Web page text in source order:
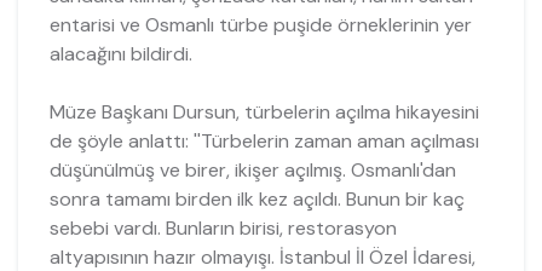
entarisi ve Osmanlı türbe puşide örneklerinin yer
alacağını bildirdi.
Müze Başkanı Dursun, türbelerin açılma hikayesini
de şöyle anlattı: ''Türbelerin zaman aman açılması
düşünülmüş ve birer, ikişer açılmış. Osmanlı'dan
sonra tamamı birden ilk kez açıldı. Bunun bir kaç
sebebi vardı. Bunların birisi, restorasyon
altyapısının hazır olmayışı. İstanbul İl Özel İdaresi,